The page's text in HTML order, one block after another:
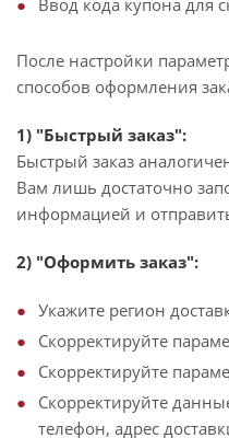
Ввод кода купона для
После настройки
способов оформления
1) "Быстрый заказ":
Быстрый заказ
Вам лишь достаточно
информацией и
2) "Оформить заказ":
Укажите регион
Скорректируйте
Скорректируйте
Скорректируйте
телефон, адрес